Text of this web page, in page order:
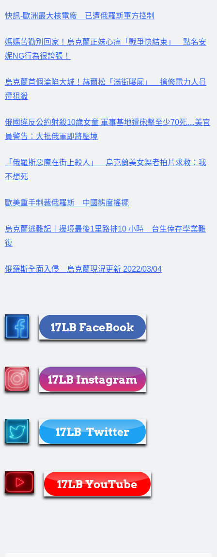
快訊-歐洲最大核電廠 已遭俄羅斯軍方控制
媽媽苦勸別回家！烏克蘭正妹心痛「戰爭快結束」 點名安
妮NG行為很誇張！
烏克蘭首個淪陷大城！赫爾松「滿街曝屍」 搶修電力人員
遭狙殺
俄國違反公約射殺10歲女童 軍事基地遭砲擊至少70死…美官
員警告：大批俄軍即將壓境
「俄羅斯惡魔在街上殺人」 烏克蘭美女舞者拍片求救：我
不想死
歐美重手制裁俄羅斯 中國態度搖擺
烏克蘭逃難記｜邊境最後1里路排10 小時 台生倖存學業難
復
俄羅斯全面入侵 烏克蘭現況更新 2022/03/04